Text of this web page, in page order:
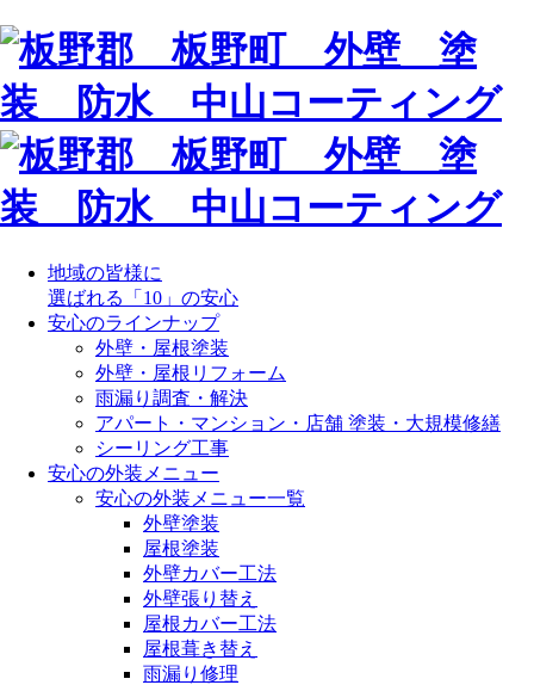
地域の皆様に
選ばれる「10」の安心
安心のラインナップ
外壁・屋根塗装
外壁・屋根リフォーム
雨漏り調査・解決
アパート・マンション・店舗 塗装・大規模修繕
シーリング工事
安心の外装メニュー
安心の外装メニュー一覧
外壁塗装
屋根塗装
外壁カバー工法
外壁張り替え
屋根カバー工法
屋根葺き替え
雨漏り修理